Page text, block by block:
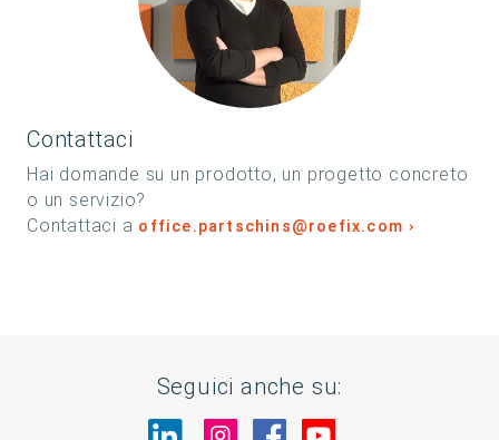
Contattaci
Hai domande su un prodotto, un progetto concreto
o un servizio?
Contattaci a office.partschins@roefix.com
Seguici anche su:
Visita il nostro sito su LinkedIn
Visita il nostro sito su
Visita il nostro sito